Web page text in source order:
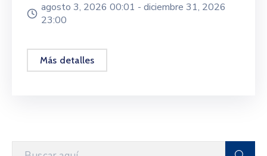
agosto 3, 2026 00:01 - diciembre 31, 2026
23:00
Más detalles